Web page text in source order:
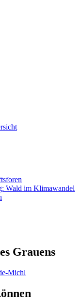
Wald im Klimawandel
Grauens
Michl